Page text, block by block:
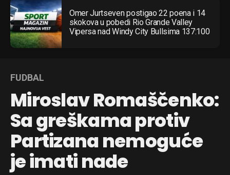
Omer Jurtseven postigao 22 poena i 14
skokova u pobedi Rio Grande Valley
Vipersa nad Windy City Bullsima 137:100
FUDBAL
Miroslav Romaščenko:
Sa greškama protiv
Partizana nemoguće
je imati nade